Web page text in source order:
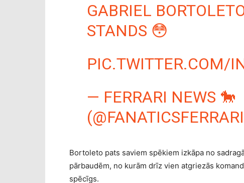
GABRIEL
STANDS 😳
PIC.TWITTER.COM/
— FERRARI NEWS 🐎
Bortoleto pats saviem spēkiem izkāpa no
pārbaudēm, no kurām drīz vien atgriezās
spēcīgs.